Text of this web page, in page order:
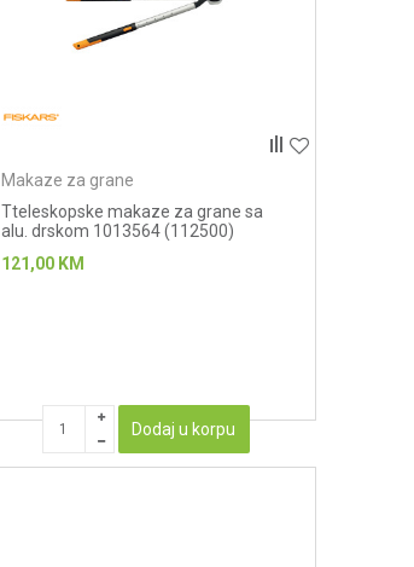
Makaze za grane
Tteleskopske makaze za grane sa
alu. drskom 1013564 (112500)
121,00 KM
Dodaj u korpu